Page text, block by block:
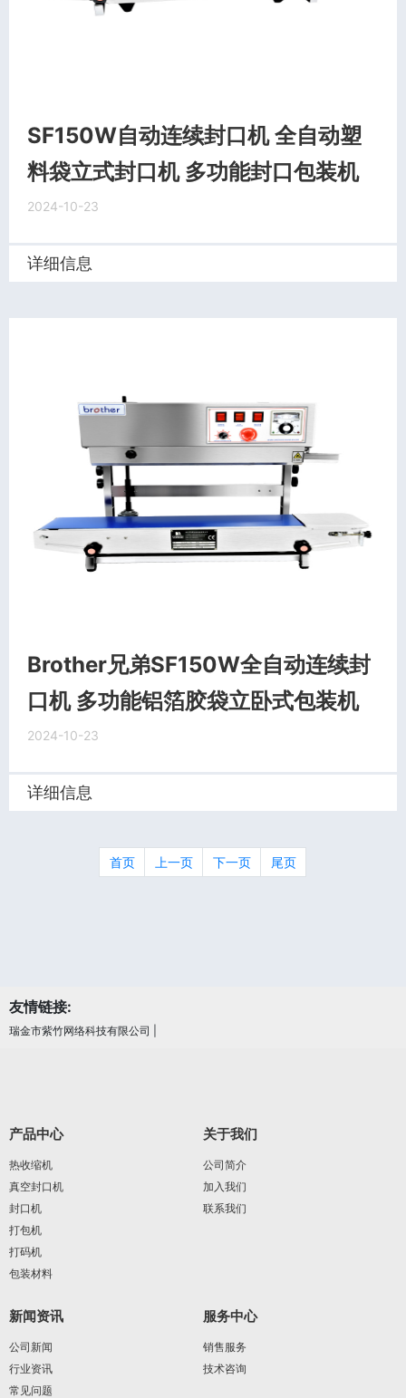
SF150W自动连续封口机 全自动塑
料袋立式封口机 多功能封口包装机
2024-10-23
详细信息
Brother兄弟SF150W全自动连续封
口机 多功能铝箔胶袋立卧式包装机
2024-10-23
详细信息
首页 上一页 下一页 尾页
友情链接:
瑞金市紫竹网络科技有限公司
产品中心
热收缩机
真空封口机
封口机
打包机
打码机
包装材料
关于我们
公司简介
加入我们
联系我们
新闻资讯
公司新闻
行业资讯
常见问题
服务中心
销售服务
技术咨询